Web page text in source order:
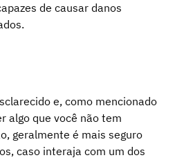
de causar danos
e, como mencionado
algo que você não tem
geralmente é mais seguro
caso interaja com um dos